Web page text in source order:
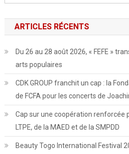
ARTICLES RÉCENTS
Du 26 au 28 août 2026, « FEFE »
arts populaires
CDK GROUP franchit un cap : la
de FCFA pour les concerts de
Cap sur une coopération renforcée
LTPE, de la MAED et de la SMPDD
Beauty Togo International Festival